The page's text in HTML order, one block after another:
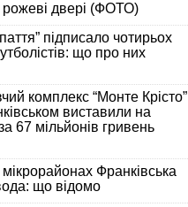
рожеві двері (ФОТО)
підписало чотирьох
що про них
комплекс “Монте Крісто”
виставили на
67 мільйонів гривень
мікрорайонах Франківська
що відомо